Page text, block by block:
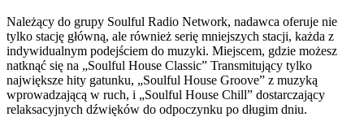
Należący do grupy Soulful Radio Network, nadawca oferuje nie
tylko stację główną, ale również serię mniejszych stacji, każda z
indywidualnym podejściem do muzyki. Miejscem, gdzie możesz
natknąć się na „Soulful House Classic” Transmitujący tylko
największe hity gatunku, „Soulful House Groove” z muzyką
wprowadzającą w ruch, i „Soulful House Chill” dostarczający
relaksacyjnych dźwięków do odpoczynku po długim dniu.